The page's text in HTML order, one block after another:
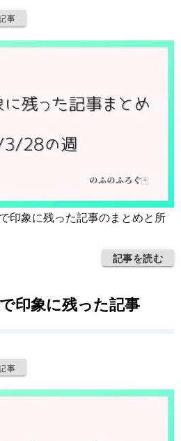
事
印象に残った記事のまとめと所
記事を読む
印象に残った記事
事